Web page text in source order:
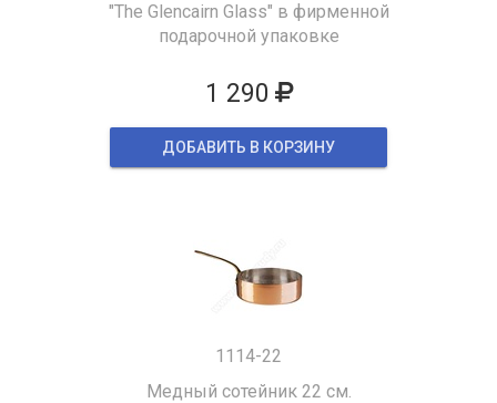
"The Glencairn Glass" в фирменной
подарочной упаковке
1 290
ДОБАВИТЬ В КОРЗИНУ
1114-22
Медный сотейник 22 см.